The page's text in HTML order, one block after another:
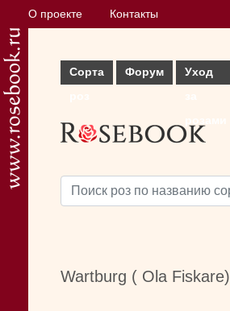
О проекте Контакты
Сорта
Форум
Уход
Wartburg ( Ola Fiskare)